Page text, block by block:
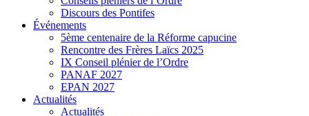
Discours des Pontifes
Événements
5ème centenaire de la Réforme capucine
Rencontre des Frères Laïcs 2025
IX Conseil plénier de l’Ordre
PANAF 2027
EPAN 2027
Actualités
Actualités